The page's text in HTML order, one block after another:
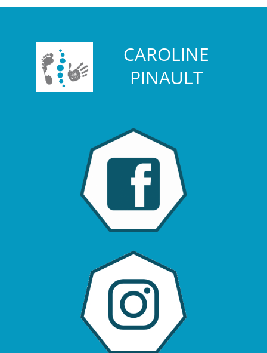
CAROLINE
PINAULT